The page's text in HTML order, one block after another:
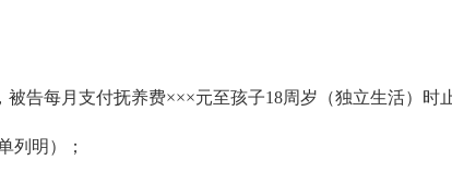
被告每月支付抚养费×××元至孩子18周岁（独立生活）时
列明）；